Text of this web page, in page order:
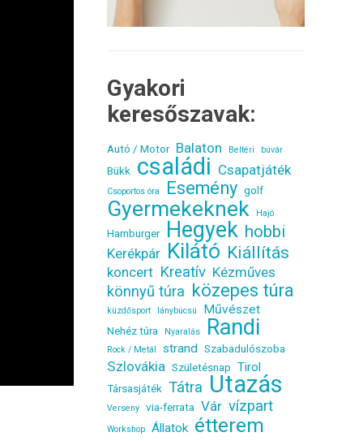
Gyakori
keresőszavak:
Autó / Motor Balaton Beltéri búvár
Bükk családi Csapatjáték
Csoportos óra Esemény golf
Gyermekeknek Hajó
Hamburger Hegyek hobbi
Kerékpár Kilátó Kiállítás
koncert Kreatív Kézműves
könnyű túra közepes túra
küzdősport lánybúcsú Művészet
Nehéz túra Nyaralás Randi
Rock / Metál strand Szabadulószoba
Szlovákia Születésnap Tirol
Társasjáték Tátra Utazás
Verseny via-ferrata Vár vízpart
Workshop Állatok étterem